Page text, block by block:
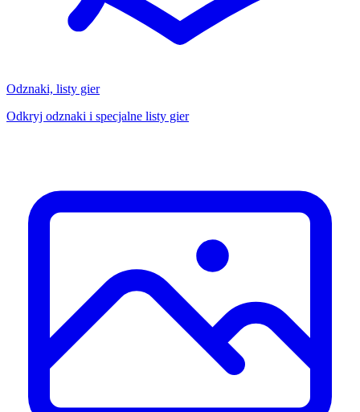
Odznaki, listy gier
Odkryj odznaki i specjalne listy gier